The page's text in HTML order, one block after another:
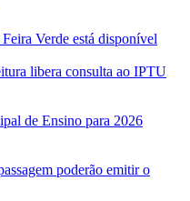
Verde está disponível
libera consulta ao IPTU
de Ensino para 2026
poderão emitir o